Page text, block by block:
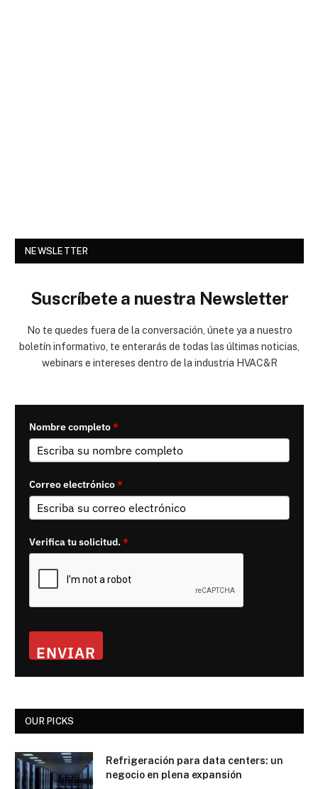
NEWSLETTER
Suscríbete a nuestra Newsletter
No te quedes fuera de la conversación, únete ya a nuestro
boletín informativo, te enterarás de todas las últimas noticias,
webinars e intereses dentro de la industria HVAC&R
Nombre completo*
Correo electrónico*
Verifica tu solicitud.*
ENVIAR
OUR PICKS
Refrigeración para data centers: un
negocio en plena expansión